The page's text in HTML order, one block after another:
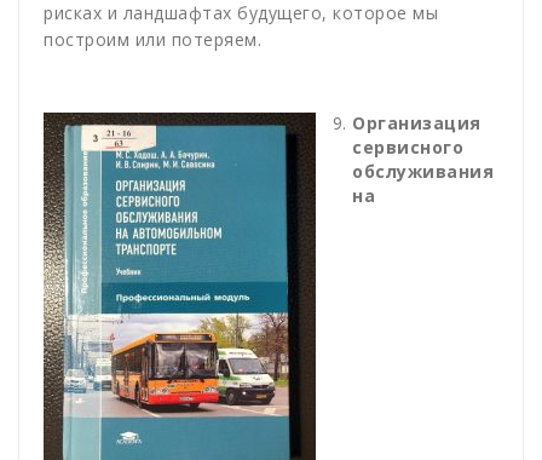
рисках и ландшафтах будущего, которое мы
построим или потеряем.
Организация
сервисного
обслуживания
на